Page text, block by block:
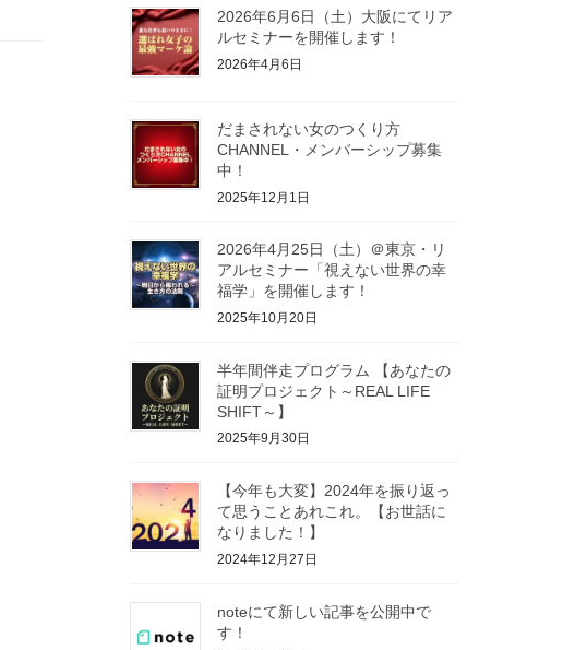
2026年6月6日（土）大阪にてリア
ルセミナーを開催します！
2026年4月6日
だまされない女のつくり方
CHANNEL・メンバーシップ募集
中！
2025年12月1日
2026年4月25日（土）＠東京・リ
アルセミナー「視えない世界の幸
福学」を開催します！
2025年10月20日
半年間伴走プログラム 【あなたの
証明プロジェクト～REAL LIFE
SHIFT～】
2025年9月30日
【今年も大変】2024年を振り返っ
て思うことあれこれ。【お世話に
なりました！】
2024年12月27日
noteにて新しい記事を公開中で
す！